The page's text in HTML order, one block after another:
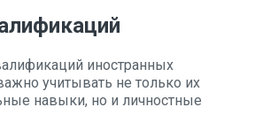
иностранных
учитывать не только их
навыки, но и личностные